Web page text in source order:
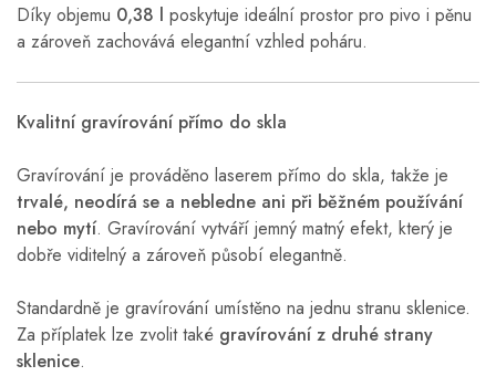
Díky objemu 0,38 l poskytuje ideální prostor pro pivo i pěnu
a zároveň zachovává elegantní vzhled poháru.
Kvalitní gravírování přímo do skla
Gravírování je prováděno laserem přímo do skla, takže je
trvalé, neodírá se a nebledne ani při běžném používání
nebo mytí. Gravírování vytváří jemný matný efekt, který je
dobře viditelný a zároveň působí elegantně.
Standardně je gravírování umístěno na jednu stranu sklenice.
Za příplatek lze zvolit také gravírování z druhé strany
sklenice.